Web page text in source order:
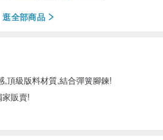
逛全部商品
,頂級版料材質,結合彈簧腳鍊!
販賣!